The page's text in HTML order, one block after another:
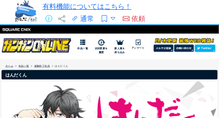
有料機能についてはこちら！
通常
依頼